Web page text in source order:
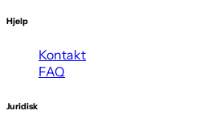
Hjelp
Kontakt
FAQ
Juridisk